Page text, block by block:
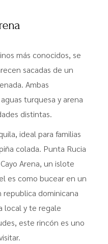
más conocidos, se
sacadas de un
Ambas
turquesa y arena
distintas.
ideal para familias
colada. Punta Rucia
Arena, un islote
es como bucear en un
republica dominicana
local y te regale
este rincón es uno